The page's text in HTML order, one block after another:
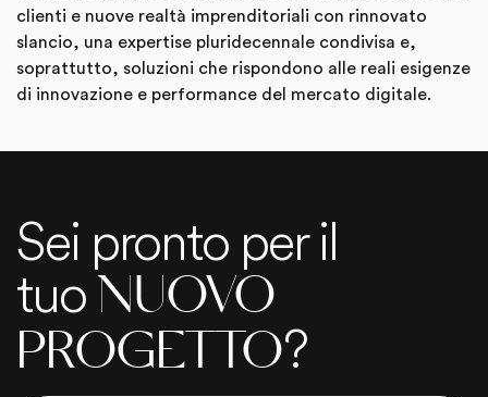
clienti e nuove realtà imprenditoriali con rinnovato
slancio, una expertise pluridecennale condivisa e,
soprattutto, soluzioni che rispondono alle reali esigenze
di innovazione e performance del mercato digitale.
Sei pronto per il
tuoNUOVO
PROGETTO?